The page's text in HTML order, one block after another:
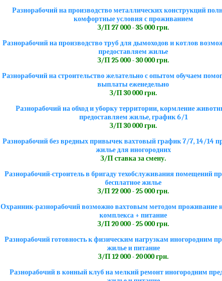
Разнорабочий на производство металлических конструкций
комфортные условия с проживанием
З/П 27 000 - 35 000 грн.
Разнорабочий на производство труб для дымоходов и котлов
предоставляем жилье
З/П 25 000 - 30 000 грн.
Разнорабочий на строительство желательно с опытом обучаем
выплаты еженедельно
З/П 30 000 грн.
Разнорабочий на обход и уборку территории, кормление
предоставляем жилье, график 6/1
З/П 30 000 грн.
Разнорабочий без вредных привычек вахтовый график 7/7, 14/14
жилье для иногородних
З/П ставка за смену.
Разнорабочий-строитель в бригаду техобслуживания помещений
бесплатное жилье
З/П 22 000 - 25 000 грн.
Охранник-разнорабочий возможно вахтовым методом проживание
комплекса + питание
З/П 20 000 - 25 000 грн.
Разнорабочий готовность к физическим нагрузкам иногородним
жилье и питание
З/П 12 000 - 20 000 грн.
Разнорабочий в конный клуб на мелкий ремонт иногородним